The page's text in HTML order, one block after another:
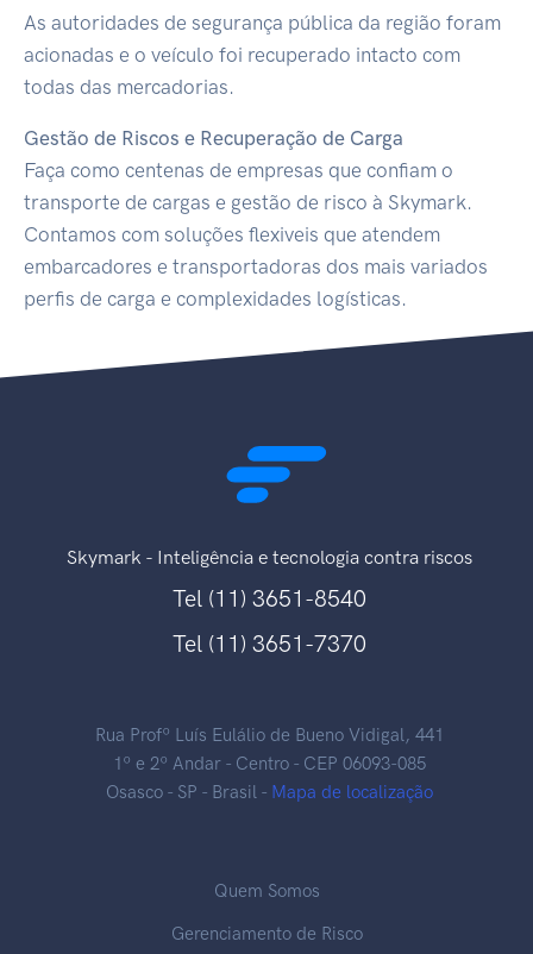
As autoridades de segurança pública da região foram
acionadas e o veículo foi recuperado intacto com
todas das mercadorias.
Gestão de Riscos e Recuperação de Carga
Faça como centenas de empresas que confiam o
transporte de cargas e gestão de risco à Skymark.
Contamos com soluções flexiveis que atendem
embarcadores e transportadoras dos mais variados
perfis de carga e complexidades logísticas.
Skymark - Inteligência e tecnologia contra riscos
Tel (11) 3651-8540
Tel (11) 3651-7370
Rua Profº Luís Eulálio de Bueno Vidigal, 441
1º e 2º Andar - Centro - CEP 06093-085
Osasco - SP - Brasil - Mapa de localização
Quem Somos
Gerenciamento de Risco